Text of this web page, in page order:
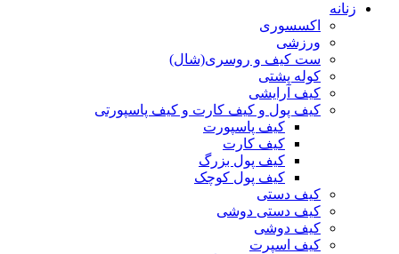
زنانه
اکسسوری
ورزشی
ست کیف و روسری(شال)
کوله پشتی
کیف آرایشی
کیف پول و کیف کارت و کیف پاسپورتی
کیف پاسپورت
کیف کارت
کیف پول بزرگ
کیف پول کوچک
کیف دستی
کیف دستی دوشی
کیف دوشی
کیف اسپرت